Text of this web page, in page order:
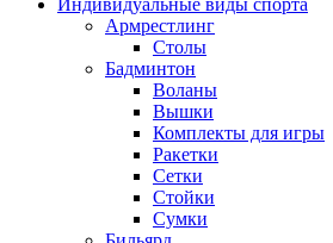
Индивидуальные виды спорта
Армрестлинг
Столы
Бадминтон
Воланы
Вышки
Комплекты для игры
Ракетки
Сетки
Стойки
Сумки